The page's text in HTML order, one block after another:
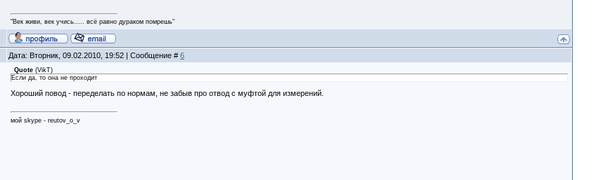
"Век живи, век учись..... всё равно дураком помрешь"
Дата: Вторник, 09.02.2010, 19:52 | Сообщение # 6
Quote(VikT)
Если да, то она не проходит
Хороший повод - переделать по нормам, не забыв про отвод с муфтой для измерений.
мой skype - reutov_o_v